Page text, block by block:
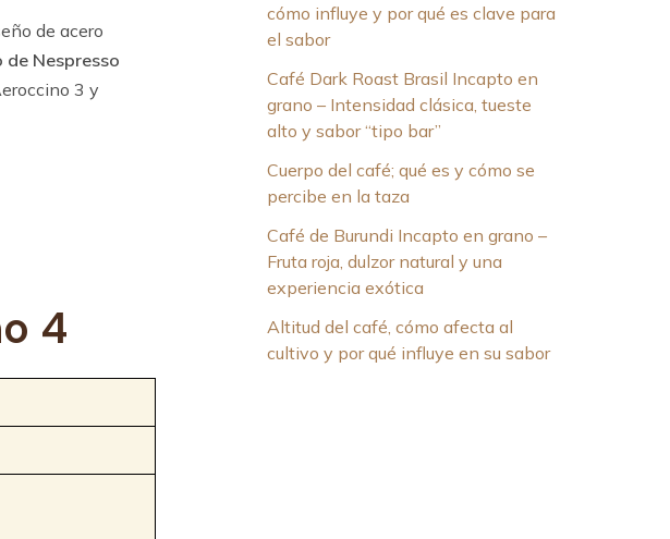
de acero
de Nespresso
3 y
4
cómo influye y por qué es clave para
el sabor
Café Dark Roast Brasil Incapto en
grano – Intensidad clásica, tueste
alto y sabor “tipo bar”
Cuerpo del café; qué es y cómo se
percibe en la taza
Café de Burundi Incapto en grano –
Fruta roja, dulzor natural y una
experiencia exótica
Altitud del café, cómo afecta al
cultivo y por qué influye en su sabor